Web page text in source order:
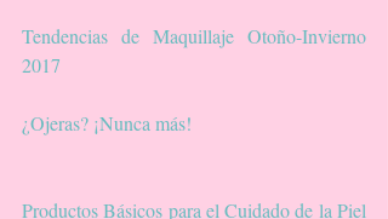
Tendencias de Maquillaje Otoño-Invierno
2017
¿Ojeras? ¡Nunca más!
Productos Básicos para el Cuidado de la Piel